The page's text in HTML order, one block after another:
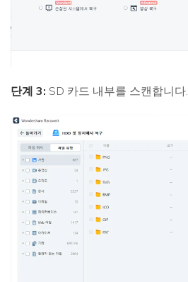
단계 3: SD 카드 내부를 스캔합니다.